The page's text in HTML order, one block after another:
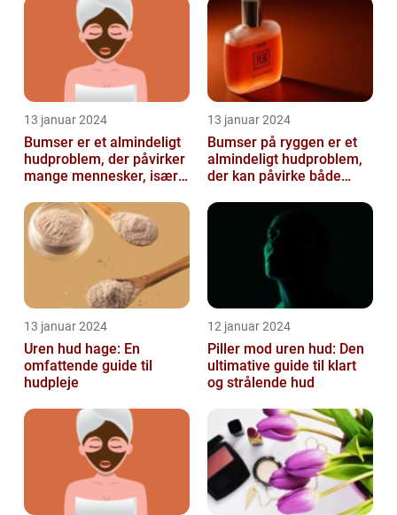
13 januar 2024
Bumser er et almindeligt
hudproblem, der påvirker
mange mennesker, især i
13 januar 2024
Bumser på ryggen er et
almindeligt hudproblem,
der kan påvirke både
13 januar 2024
Uren hud hage: En
omfattende guide til
hudpleje
12 januar 2024
Piller mod uren hud: Den
ultimative guide til klart
og strålende hud